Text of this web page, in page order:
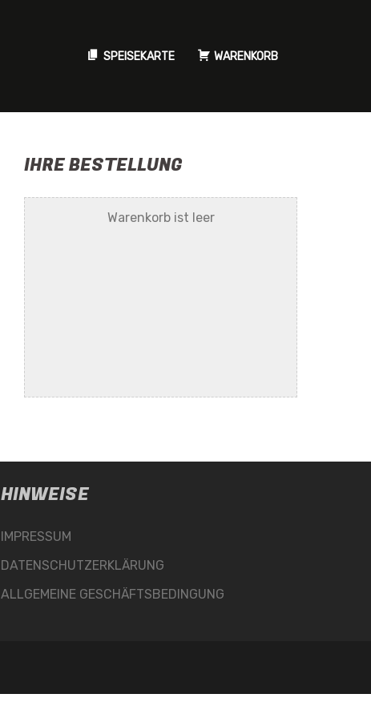
SPEISEKARTE WARENKORB
IHRE BESTELLUNG
Warenkorb ist leer
HINWEISE
IMPRESSUM
DATENSCHUTZERKLÄRUNG
ALLGEMEINE GESCHÄFTSBEDINGUNG